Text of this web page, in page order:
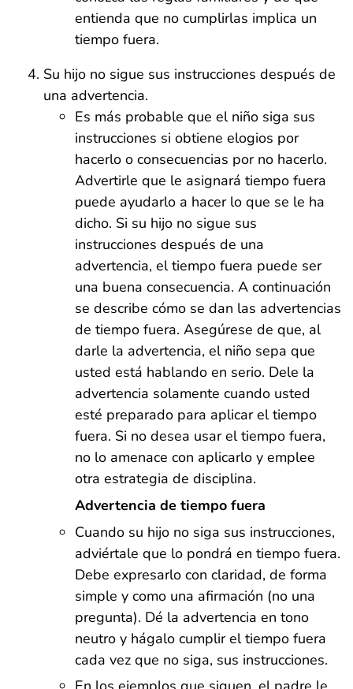
entienda que no cumplirlas implica un
tiempo fuera.
Su hijo no sigue sus instrucciones después de
una advertencia.
Es más probable que el niño siga sus
instrucciones si obtiene elogios por
hacerlo o consecuencias por no hacerlo.
Advertirle que le asignará tiempo fuera
puede ayudarlo a hacer lo que se le ha
dicho. Si su hijo no sigue sus
instrucciones después de una
advertencia, el tiempo fuera puede ser
una buena consecuencia. A continuación
se describe cómo se dan las advertencias
de tiempo fuera. Asegúrese de que, al
darle la advertencia, el niño sepa que
usted está hablando en serio. Dele la
advertencia solamente cuando usted
esté preparado para aplicar el tiempo
fuera. Si no desea usar el tiempo fuera,
no lo amenace con aplicarlo y emplee
otra estrategia de disciplina.
Advertencia de tiempo fuera
Cuando su hijo no siga sus instrucciones,
adviértale que lo pondrá en tiempo fuera.
Debe expresarlo con claridad, de forma
simple y como una afirmación (no una
pregunta). Dé la advertencia en tono
neutro y hágalo cumplir el tiempo fuera
cada vez que no siga, sus instrucciones.